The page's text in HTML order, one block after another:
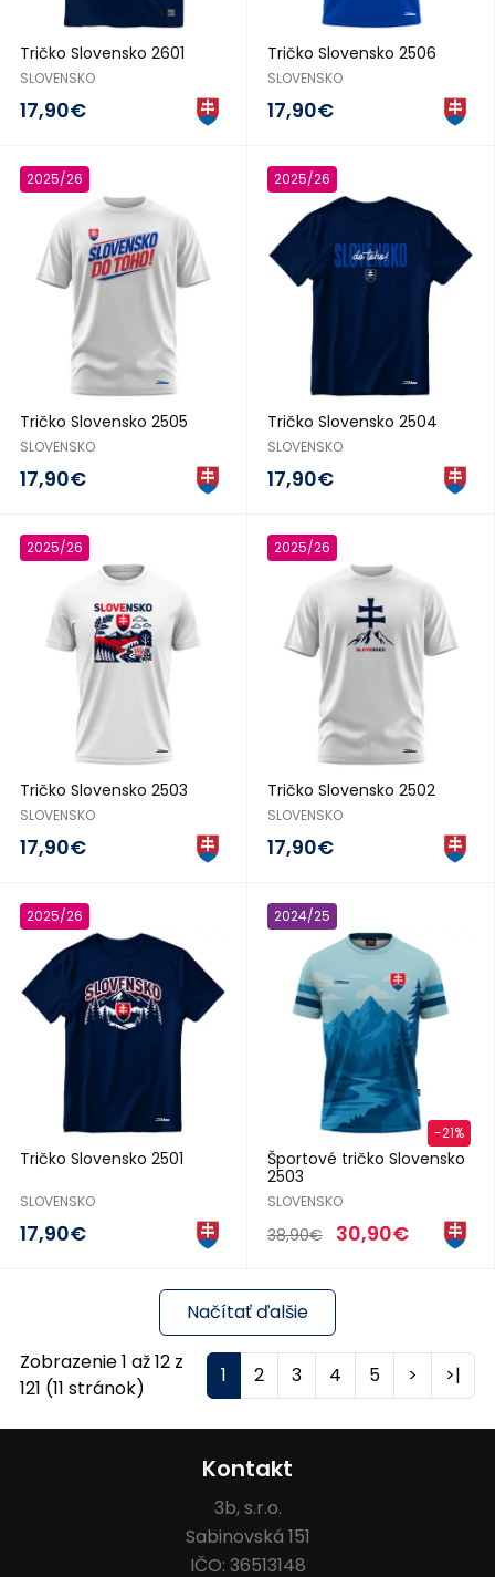
Tričko Slovensko 2601
SLOVENSKO
17,90€
Tričko Slovensko 2506
SLOVENSKO
17,90€
2025/26
Tričko Slovensko 2505
SLOVENSKO
17,90€
2025/26
Tričko Slovensko 2504
SLOVENSKO
17,90€
2025/26
Tričko Slovensko 2503
SLOVENSKO
17,90€
2025/26
Tričko Slovensko 2502
SLOVENSKO
17,90€
2025/26
Tričko Slovensko 2501
SLOVENSKO
17,90€
2024/25
-21%
Športové tričko Slovensko
2503
SLOVENSKO
38,90€ 30,90€
Načítať ďalšie
Zobrazenie 1 až 12 z
121 (11 stránok)
1 2 3 4 5 > >|
Kontakt
3b, s.r.o.
Sabinovská 151
IČO: 36513148